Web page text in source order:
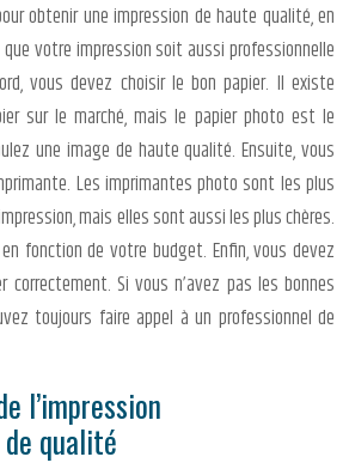
obtenir une impression de haute qualité, en
votre impression soit aussi professionnelle
vous devez choisir le bon papier. Il existe
sur le marché, mais le papier photo est le
une image de haute qualité. Ensuite, vous
Les imprimantes photo sont les plus
mais elles sont aussi les plus chères.
fonction de votre budget. Enfin, vous devez
correctement. Si vous n’avez pas les bonnes
toujours faire appel à un professionnel de
l’impression
qualité